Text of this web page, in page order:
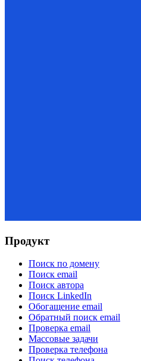
Продукт
Поиск по домену
Поиск email
Поиск автора
Поиск LinkedIn
Обогащение email
Обратный поиск email
Проверка email
Массовые задачи
Проверка телефона